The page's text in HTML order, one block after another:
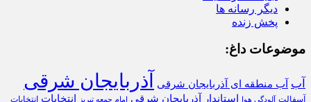
دیگر رسانه ها
پخش زنده
موضوعات داغ:
آب آب منطقه ای آذربایجان شرقی آذربایجان شرقی
آسفالت آلودگی هوا استاندار آذربایجان شرقی امام جمعه تبریز انتخابات انتخابات